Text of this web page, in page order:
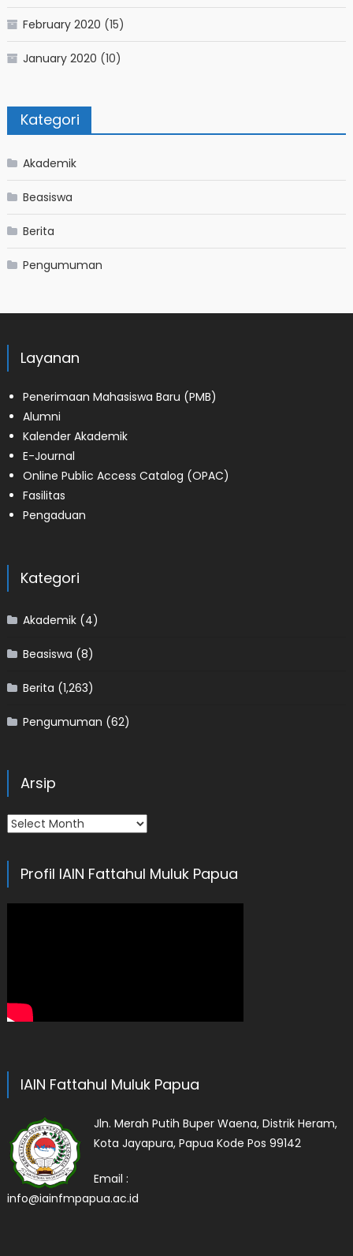
February 2020 (15)
January 2020 (10)
Kategori
Akademik
Beasiswa
Berita
Pengumuman
Layanan
Penerimaan Mahasiswa Baru (PMB)
Alumni
Kalender Akademik
E-Journal
Online Public Access Catalog (OPAC)
Fasilitas
Pengaduan
Kategori
Akademik(4)
Beasiswa (8)
Berita (1,263)
Pengumuman (62)
Arsip
Arsip
Profil IAIN Fattahul Muluk Papua
IAIN Fattahul Muluk Papua
Jln. Merah Putih Buper Waena, Distrik Heram,
Kota Jayapura, Papua Kode Pos 99142
Email :
info@iainfmpapua.ac.id